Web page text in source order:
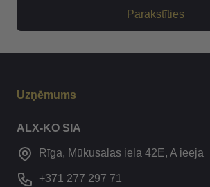
Parakstīties
Uzņēmums
ALX-KO SIA
Rīga, Mūkusalas iela 42E, A ieeja
+371 277 297 71